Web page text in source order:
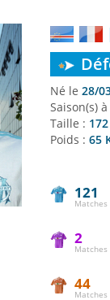
Né le 28/
Saison(s)
Taille :
Poids : 65
121
Matches
2
Matches
44
Matches